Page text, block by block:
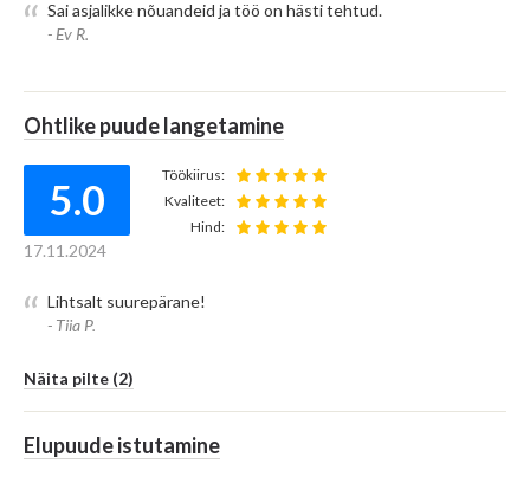
Sai asjalikke nõuandeid ja töö on hästi tehtud.
- Ev R.
Ohtlike puude langetamine
5.0
17.11.2024
Töökiirus:
Kvaliteet:
Hind:
Lihtsalt suurepärane!
- Tiia P.
Näita pilte (2)
Elupuude istutamine